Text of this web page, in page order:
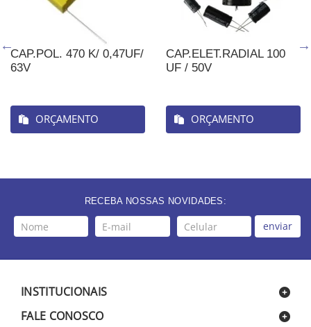
CAP.POL. 470 K/ 0,47UF/
63V
ORÇAMENTO
CAP.ELET.RADIAL 100
UF / 50V
ORÇAMENTO
RECEBA NOSSAS NOVIDADES:
enviar
INSTITUCIONAIS
FALE CONOSCO